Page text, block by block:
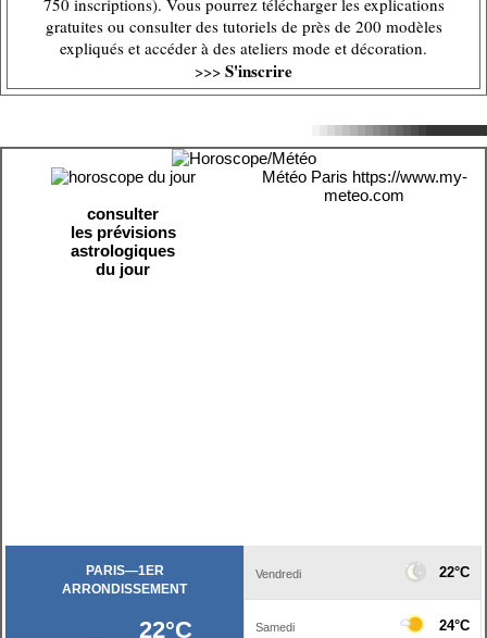
750 inscriptions). Vous pourrez télécharger les explications
gratuites ou consulter des tutoriels de près de 200 modèles
expliqués et accéder à des ateliers mode et décoration.
>>> S'inscrire
consulter
les prévisions
astrologiques
du jour
Météo Paris https://www.my-
meteo.com